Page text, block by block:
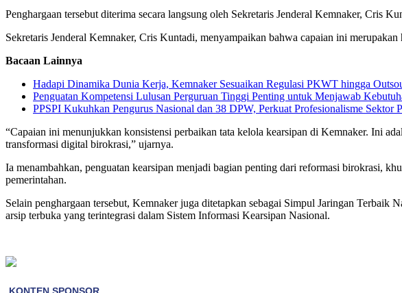
Penghargaan tersebut diterima secara langsung oleh Sekretaris Jenderal Kemnaker, Cris
Sekretaris Jenderal Kemnaker, Cris Kuntadi, menyampaikan bahwa capaian ini
Bacaan Lainnya
Hadapi Dinamika Dunia Kerja, Kemnaker Sesuaikan Regulasi PKWT hingga
Penguatan Kompetensi Lulusan Perguruan Tinggi Penting untuk Menjawab
PPSPI Kukuhkan Pengurus Nasional dan 38 DPW, Perkuat Profesionalisme Sektor
“Capaian ini menunjukkan konsistensi perbaikan tata kelola kearsipan di Kemnaker. Ini
transformasi digital birokrasi,” ujarnya.
Ia menambahkan, penguatan kearsipan menjadi bagian penting dari reformasi birokrasi,
pemerintahan.
Selain penghargaan tersebut, Kemnaker juga ditetapkan sebagai Simpul Jaringan Terbaik
arsip terbuka yang terintegrasi dalam Sistem Informasi Kearsipan Nasional.